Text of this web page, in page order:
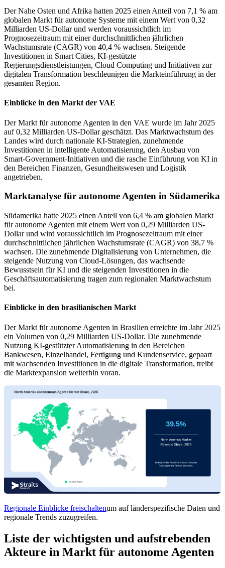
Der Nahe Osten und Afrika hatten 2025 einen Anteil von 7,1 % am
globalen Markt für autonome Systeme mit einem Wert von 0,32
Milliarden US-Dollar und werden voraussichtlich im
Prognosezeitraum mit einer durchschnittlichen jährlichen
Wachstumsrate (CAGR) von 40,4 % wachsen. Steigende
Investitionen in Smart Cities, KI-gestützte
Regierungsdienstleistungen, Cloud Computing und Initiativen zur
digitalen Transformation beschleunigen die Markteinführung in der
gesamten Region.
Einblicke in den Markt der VAE
Der Markt für autonome Agenten in den VAE wurde im Jahr 2025
auf 0,32 Milliarden US-Dollar geschätzt. Das Marktwachstum des
Landes wird durch nationale KI-Strategien, zunehmende
Investitionen in intelligente Automatisierung, den Ausbau von
Smart-Government-Initiativen und die rasche Einführung von KI in
den Bereichen Finanzen, Gesundheitswesen und Logistik
angetrieben.
Marktanalyse für autonome Agenten in Südamerika
Südamerika hatte 2025 einen Anteil von 6,4 % am globalen Markt
für autonome Agenten mit einem Wert von 0,29 Milliarden US-
Dollar und wird voraussichtlich im Prognosezeitraum mit einer
durchschnittlichen jährlichen Wachstumsrate (CAGR) von 38,7 %
wachsen. Die zunehmende Digitalisierung von Unternehmen, die
steigende Nutzung von Cloud-Lösungen, das wachsende
Bewusstsein für KI und die steigenden Investitionen in die
Geschäftsautomatisierung tragen zum regionalen Marktwachstum
bei.
Einblicke in den brasilianischen Markt
Der Markt für autonome Agenten in Brasilien erreichte im Jahr 2025
ein Volumen von 0,29 Milliarden US-Dollar. Die zunehmende
Nutzung KI-gestützter Automatisierung in den Bereichen
Bankwesen, Einzelhandel, Fertigung und Kundenservice, gepaart
mit wachsenden Investitionen in die digitale Transformation, treibt
die Marktexpansion weiterhin voran.
Regionale Einblicke freischaltenum auf länderspezifische Daten und
regionale Trends zuzugreifen.
Liste der wichtigsten und aufstrebenden
Akteure in Markt für autonome Agenten